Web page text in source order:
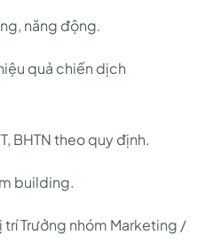
năng động.
quả chiến dịch
BHTN theo quy định.
building.
Trưởng nhóm Marketing /